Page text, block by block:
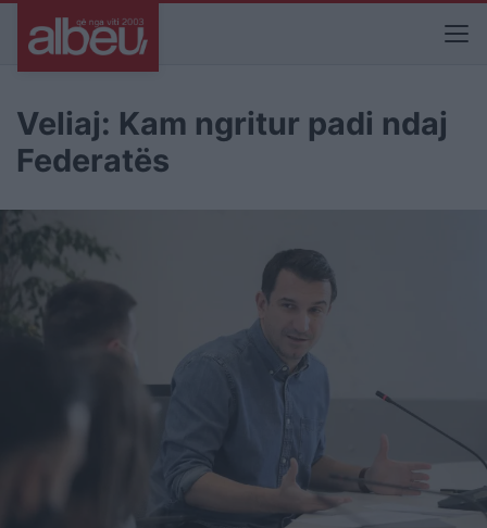
Veliaj: Kam ngritur padi ndaj
Federatës